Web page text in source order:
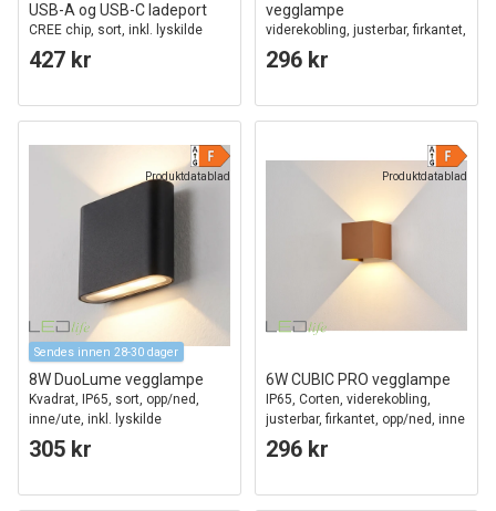
USB-A og USB-C ladeport
CREE chip, sort, inkl. lyskilde
427 kr
vegglampe
viderekobling, justerbar, firkantet,
opp/ned, inne / ute, hvit, IP65,
inkl. lyskilde
296 kr
Produktdatablad
Sendes innen 28-30 dager
8W DuoLume vegglampe
Kvadrat, IP65, sort, opp/ned,
inne/ute, inkl. lyskilde
305 kr
Produktdatablad
6W CUBIC PRO vegglampe
IP65, Corten, viderekobling,
justerbar, firkantet, opp/ned, inne
/ ute, inkl. lyskilde
296 kr